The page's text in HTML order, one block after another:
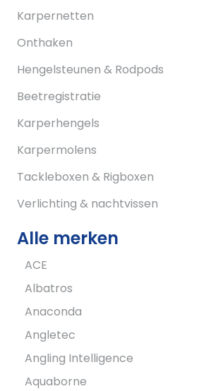
Karpernetten
Onthaken
Hengelsteunen & Rodpods
Beetregistratie
Karperhengels
Karpermolens
Tackleboxen & Rigboxen
Verlichting & nachtvissen
Alle merken
ACE
Albatros
Anaconda
Angletec
Angling Intelligence
Aquaborne